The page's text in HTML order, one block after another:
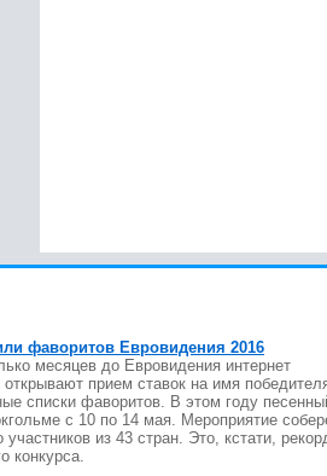
фаворитов Евровидения 2016
месяцев до Евровидения интернет
открывают прием ставок на имя
списки фаворитов. В этом году
с 10 по 14 мая. Мероприятие
из 43 стран. Это, кстати,
конкурса.